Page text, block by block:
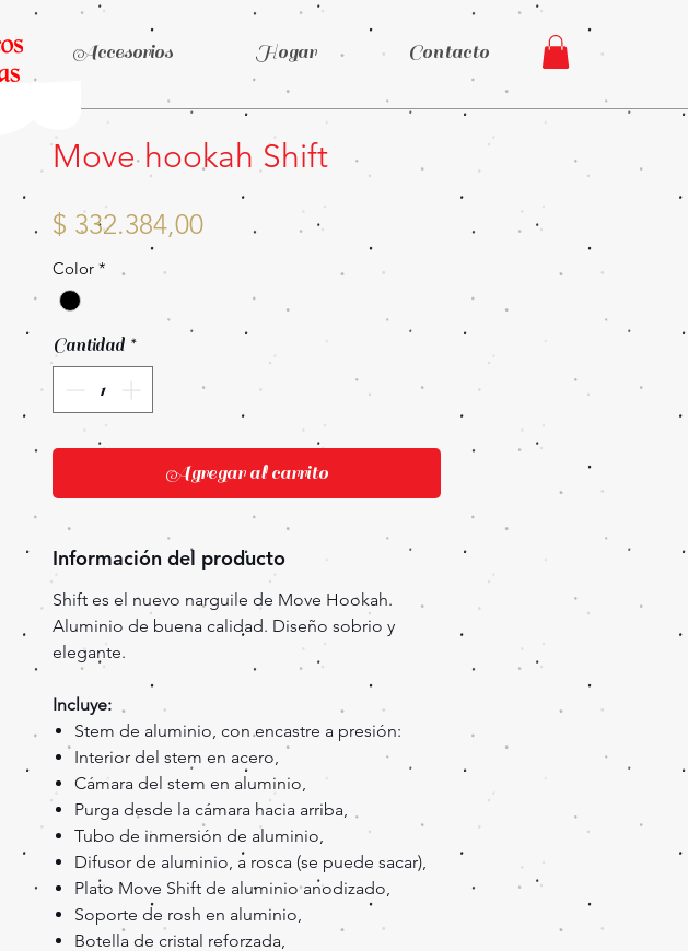
Accesorios Hogar Contacto
Move hookah Shift
$ 332.384,00Precio
Color *
Cantidad *
Agregar al carrito
Información del producto
Shift es el nuevo narguile de Move Hookah.
Aluminio de buena calidad. Diseño sobrio y
elegante.
Incluye:
Stem de aluminio, con encastre a presión:
Interior del stem en acero,
Cámara del stem en aluminio,
Purga desde la cámara hacia arriba,
Tubo de inmersión de aluminio,
Difusor de aluminio, a rosca (se puede sacar),
Plato Move Shift de aluminio anodizado,
Soporte de rosh en aluminio,
Botella de cristal reforzada,